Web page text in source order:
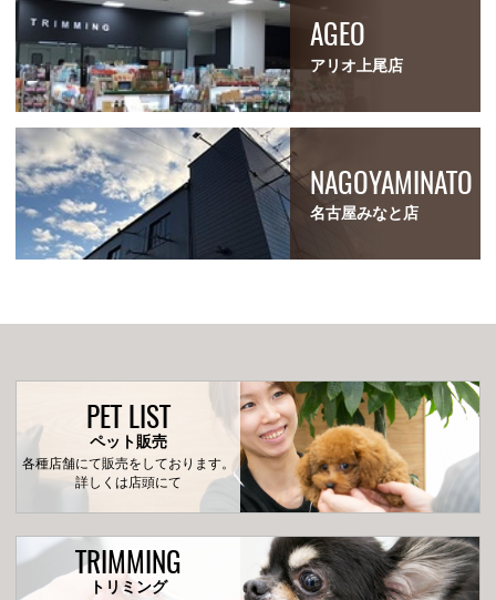
AGEO
アリオ上尾店
NAGOYAMINATO
名古屋みなと店
PET LIST
ペット販売
各種店舗にて販売をしております。
詳しくは店頭にて
TRIMMING
トリミング